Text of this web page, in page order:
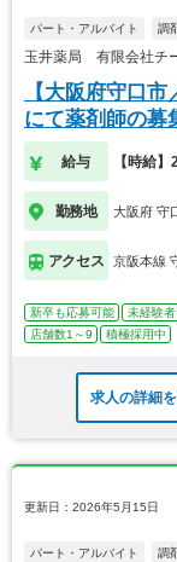
パート・アルバイト 調
玉井薬局 有限会社チ
【大阪府守口
にて薬剤師の募
給与 【時給
勤務地 大阪府 守
アクセス 京阪本線
新卒も応募可能 未経験
店舗数1～9
積極採用中
求人の詳細
更新日：2026年5月15日
パート・アルバイト 調